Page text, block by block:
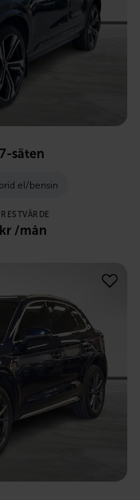
säten
el/bensin
kr /mån